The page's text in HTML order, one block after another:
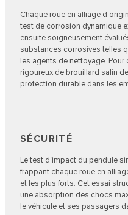
Chaque roue en alliage
test de corrosion dynamique
ensuite soigneusement
substances corrosives telles
les agents de nettoyage.
rigoureux de brouillard salin
protection durable dans les
SÉCURITÉ
Le test d'impact du pendule
frappant chaque roue en
et les plus forts. Cet essai
une absorption des chocs
le véhicule et ses passagers